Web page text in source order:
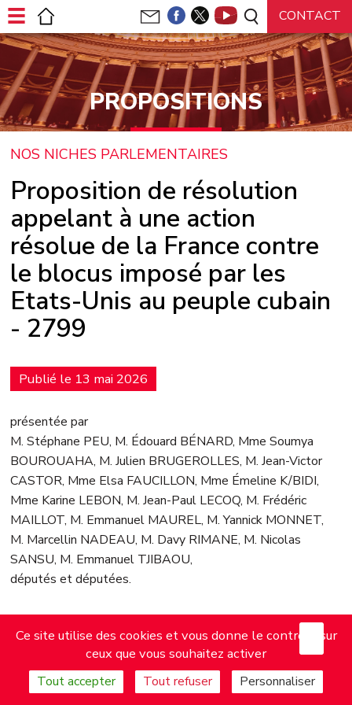
PROPOSITIONS
NOS NICHES PARLEMENTAIRES
Proposition de résolution
appelant à une action
résolue de la France contre
le blocus imposé par les
Etats-Unis au peuple cubain
- 2799
Publié le 13 mai 2026
présentée par
M. Stéphane PEU, M. Édouard BÉNARD, Mme Soumya
BOUROUAHA, M. Julien BRUGEROLLES, M. Jean-Victor
CASTOR, Mme Elsa FAUCILLON, Mme Émeline K/BIDI,
Mme Karine LEBON, M. Jean-Paul LECOQ, M. Frédéric
MAILLOT, M. Emmanuel MAUREL, M. Yannick MONNET,
M. Marcellin NADEAU, M. Davy RIMANE, M. Nicolas
SANSU, M. Emmanuel TJIBAOU,
députés et députées.
EXPOSÉ DES MOTIFS
Mesdames, Messieurs,
Panneau de gestion des cookies
Ce site utilise des cookies et vous donne le contrôle sur
ceux que vous souhaitez activer
Tout accepter Tout refuser Personnaliser